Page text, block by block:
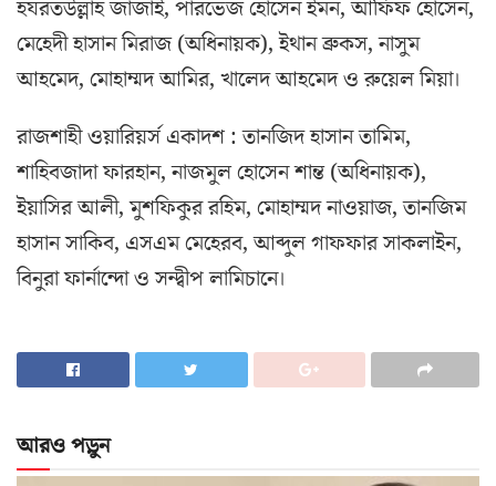
হযরতউল্লাহ জাজাই, পারভেজ হোসেন ইমন, আফিফ হোসেন,
মেহেদী হাসান মিরাজ (অধিনায়ক), ইথান ব্রুকস, নাসুম
আহমেদ, মোহাম্মদ আমির, খালেদ আহমেদ ও রুয়েল মিয়া।
রাজশাহী ওয়ারিয়র্স একাদশ : তানজিদ হাসান তামিম,
শাহিবজাদা ফারহান, নাজমুল হোসেন শান্ত (অধিনায়ক),
ইয়াসির আলী, মুশফিকুর রহিম, মোহাম্মদ নাওয়াজ, তানজিম
হাসান সাকিব, এসএম মেহেরব, আব্দুল গাফফার সাকলাইন,
বিনুরা ফার্নান্দো ও সন্দ্বীপ লামিচানে।
আরও পড়ুন